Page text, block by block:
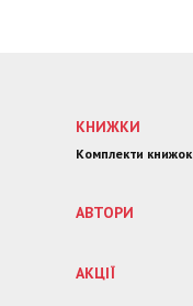
КНИЖКИ
Комплекти книжок
АВТОРИ
АКЦІЇ